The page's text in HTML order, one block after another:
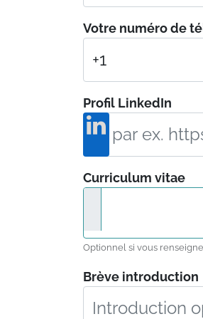
Votre numéro de
Profil LinkedIn
Curriculum vitae
Optionnel si vous
Brève introduction